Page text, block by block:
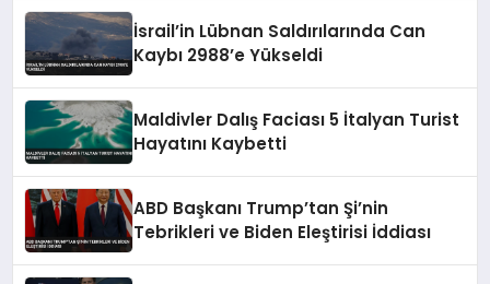
İsrail’in Lübnan Saldırılarında Can
Kaybı 2988’e Yükseldi
Maldivler Dalış Faciası 5 İtalyan Turist
Hayatını Kaybetti
ABD Başkanı Trump’tan Şi’nin
Tebrikleri ve Biden Eleştirisi İddiası